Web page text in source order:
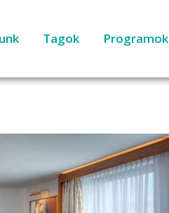
Tagok Programok